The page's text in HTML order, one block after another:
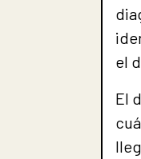
el
El